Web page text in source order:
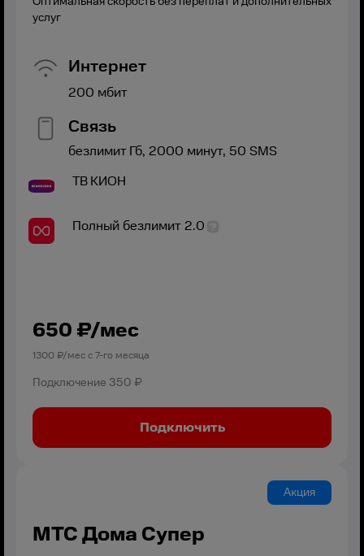
услуг
Интернет
200 мбит
Связь
безлимитГб, 2000 минут, 50 SMS
ТВКИОН
Полный безлимит 2.0
650 ₽/мес
1300₽/мес с7-го месяца
Подключение 350 ₽
Подключить
Акция
МТС Дома Супер